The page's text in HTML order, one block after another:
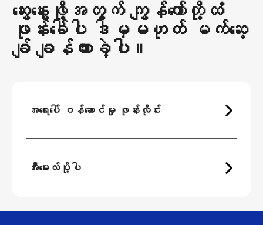
ဆွေးနွေးဖို့အတွက် ကျွန်တော်တို့ထံ
ဖုန်းခေါ်ပါ ဒါမှမဟုတ် မက်ဆေ့
ချ် ချန်ထားခဲ့ပါ။
အရေးပေါ် ဝန်ဆောင်မှု ဖုန်းလိုင်း
အီးမေးလ်ပို့ပါ